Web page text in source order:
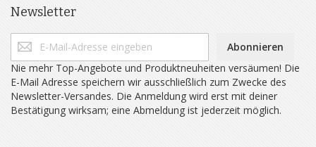
Newsletter
Abonnieren
Nie mehr Top-Angebote und Produktneuheiten versäumen! Die
E-Mail Adresse speichern wir ausschließlich zum Zwecke des
Newsletter-Versandes. Die Anmeldung wird erst mit deiner
Bestätigung wirksam; eine Abmeldung ist jederzeit möglich.